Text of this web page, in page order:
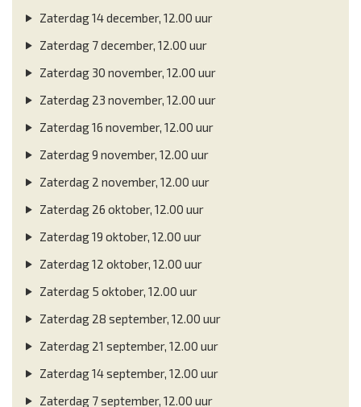
Zaterdag 14 december, 12.00 uur
Zaterdag 7 december, 12.00 uur
Zaterdag 30 november, 12.00 uur
Zaterdag 23 november, 12.00 uur
Zaterdag 16 november, 12.00 uur
Zaterdag 9 november, 12.00 uur
Zaterdag 2 november, 12.00 uur
Zaterdag 26 oktober, 12.00 uur
Zaterdag 19 oktober, 12.00 uur
Zaterdag 12 oktober, 12.00 uur
Zaterdag 5 oktober, 12.00 uur
Zaterdag 28 september, 12.00 uur
Zaterdag 21 september, 12.00 uur
Zaterdag 14 september, 12.00 uur
Zaterdag 7 september, 12.00 uur